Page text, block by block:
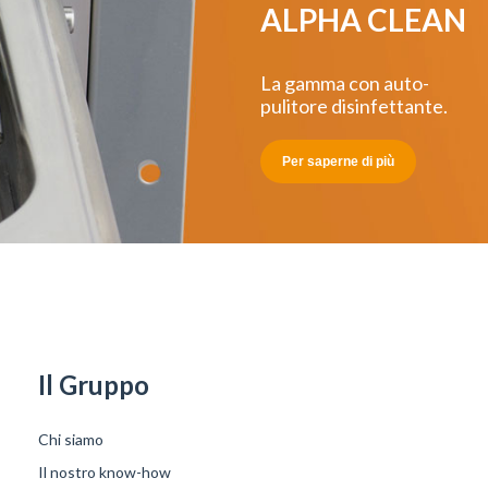
ALPHA CLEAN
La gamma con auto-
pulitore disinfettante.
Per saperne di più
Il Gruppo
Chi siamo
Il nostro know-how